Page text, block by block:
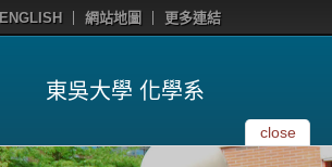
ENGLISH 網站地圖 更多連結
東吳大學 化學系
close